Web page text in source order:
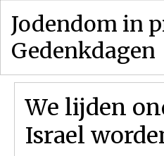
Jodendom in
Gedenkdagen
We lijden
Israel